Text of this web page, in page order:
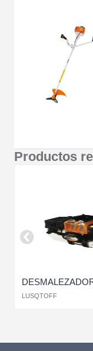
Productos
LUSQTOFF